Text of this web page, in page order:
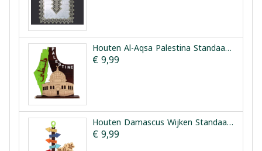
Houten Al-Aqsa Palestina Standaard | Houten Aqsa Palestina
€ 9,99
Houten Damascus Wijken Standaard | Houten Harat Sham
€ 9,99